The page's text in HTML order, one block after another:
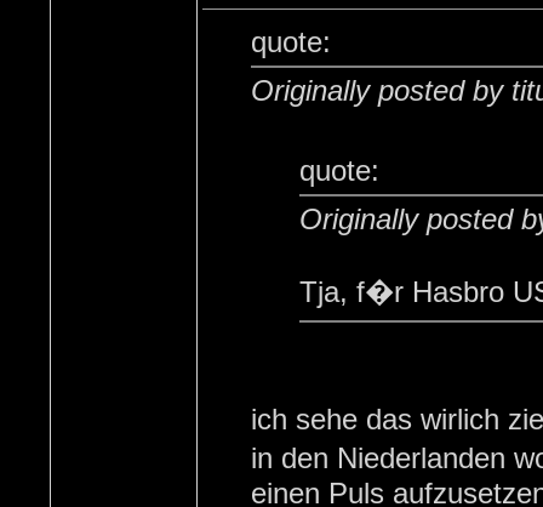
quote:
Originally posted by
quote:
Originally posted
Tja, f�r Hasbro
ich sehe das wirlich
in den Niederlanden
einen Puls